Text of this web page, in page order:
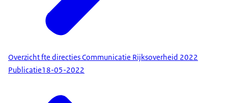
Overzicht fte directies Communicatie Rijksoverheid 2022
Publicatie18-05-2022